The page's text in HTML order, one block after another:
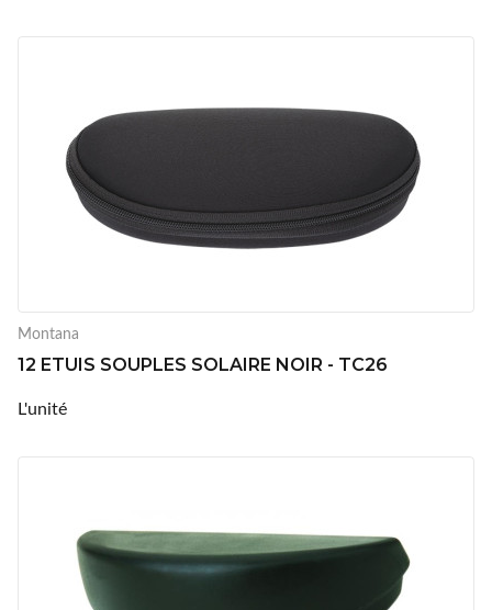
Montana
12 ETUIS SOUPLES SOLAIRE NOIR - TC26
L'unité